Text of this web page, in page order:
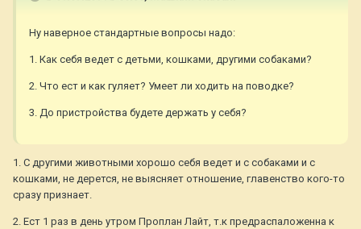
Ну наверное стандартные вопросы надо:
1. Как себя ведет с детьми, кошками, другими собаками?
2. Что ест и как гуляет? Умеет ли ходить на поводке?
3. До пристройства будете держать у себя?
1. С другими животными хорошо себя ведет и с собаками и с
кошками, не дерется, не выясняет отношение, главенство кого-то
сразу признает.
2. Ест 1 раз в день утром Проплан Лайт, т.к предраспаложенна к